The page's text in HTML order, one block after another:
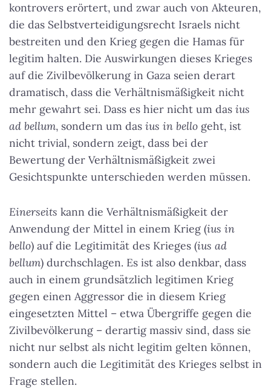
kontrovers erörtert, und zwar auch von Akteuren,
die das Selbstverteidigungsrecht Israels nicht
bestreiten und den Krieg gegen die Hamas für
legitim halten. Die Auswirkungen dieses Krieges
auf die Zivilbevölkerung in Gaza seien derart
dramatisch, dass die Verhältnismäßigkeit nicht
mehr gewahrt sei. Dass es hier nicht um das ius
ad bellum, sondern um das ius in bello geht, ist
nicht trivial, sondern zeigt, dass bei der
Bewertung der Verhältnismäßigkeit zwei
Gesichtspunkte unterschieden werden müssen.
Einerseits kann die Verhältnismäßigkeit der
Anwendung der Mittel in einem Krieg (ius in
bello) auf die Legitimität des Krieges (ius ad
bellum) durchschlagen. Es ist also denkbar, dass
auch in einem grundsätzlich legitimen Krieg
gegen einen Aggressor die in diesem Krieg
eingesetzten Mittel – etwa Übergriffe gegen die
Zivilbevölkerung – derartig massiv sind, dass sie
nicht nur selbst als nicht legitim gelten können,
sondern auch die Legitimität des Krieges selbst in
Frage stellen.